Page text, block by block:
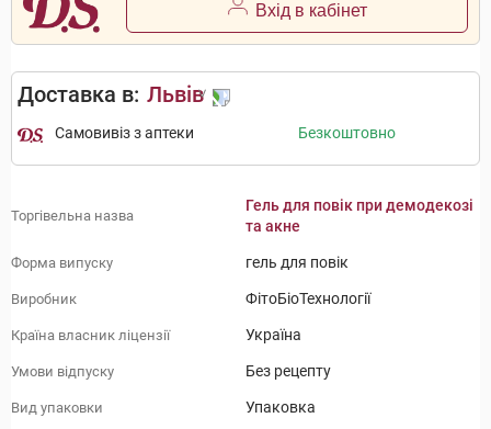
Вхід в кабінет
Доставка в: Львів
Самовивіз з аптеки Безкоштовно
Торгівельна назва
Гель для повік при демодекозі
та акне
Форма випуску гель для повік
Виробник ФітоБіоТехнології
Країна власник ліцензії Україна
Умови відпуску Без рецепту
Вид упаковки Упаковка